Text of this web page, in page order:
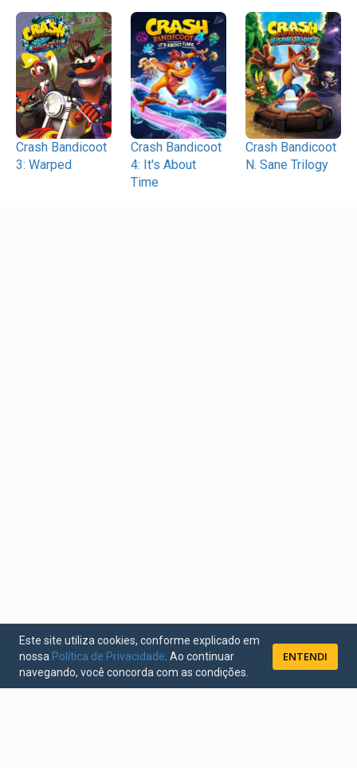
Crash Bandicoot
3: Warped
Crash Bandicoot
4: It's About
Time
Crash Bandicoot
N. Sane Trilogy
Este site utiliza cookies, conforme explicado em
nossa Política de Privacidade . Ao continuar
navegando, você concorda com as condições.
ENTENDI